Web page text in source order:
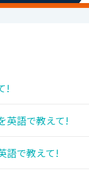
!
英語で教えて!
語で教えて!